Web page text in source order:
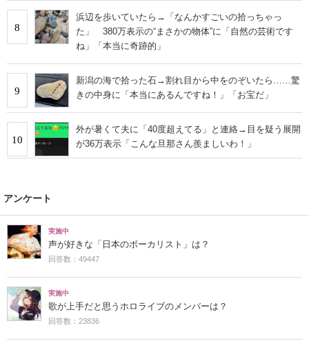
8
浜辺を歩いていたら→「なんかすごいの拾っちゃっ
た」 380万表示の“まさかの物体”に「自然の芸術です
ね」「本当に奇跡的」
9
新潟の海で拾った石→割れ目から中をのぞいたら……驚
きの中身に「本当にあるんですね！」「お宝だ」
10
外が暑くて夫に「40度超えてる」と連絡→目を疑う展開
が36万表示「こんな旦那さん羨ましいわ！」
アンケート
実施中
声が好きな「日本のボーカリスト」は？
回答数：49447
実施中
歌が上手だと思うホロライブのメンバーは？
回答数：23836